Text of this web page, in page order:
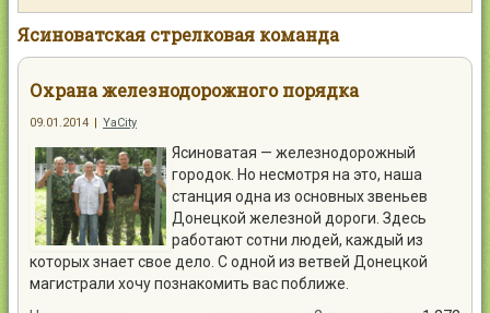
Контакты
Войти
Ясиноватская стрелковая команда
Охрана железнодорожного порядка
09.01.2014 | YaCity
Ясиноватая — железнодорожный
городок. Но несмотря на это, наша
станция одна из основных звеньев
Донецкой железной дороги. Здесь
работают сотни людей, каждый из
которых знает свое дело. С одной из ветвей Донецкой
магистрали хочу познакомить вас поближе.